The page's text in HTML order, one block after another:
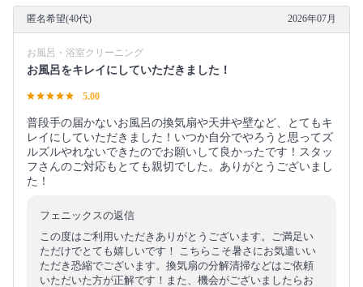
匿名希望(40代) 2026年07月
お風呂・浴室クリーニング
お風呂をキレイにしていただきました！
5.00
普段手の届かないお風呂の換気扇や天井や壁など、とてもキ
レイにしていただきました！いつか自分でやろうと思ってズ
ルズルやれないできたのでお願いして良かったです！スタッ
フさんのご対応もとても親切でした。ありがとうございまし
た！
フェニックスの返信
この度はご利用いただきありがとうございます。ご満足い
ただけでとても嬉しいです！ こちらこそ暑さにお気遣いい
ただき恐縮でございます。換気扇の分解清掃などはご依頼
いただいた方が正解です！また、機会がございましたらお